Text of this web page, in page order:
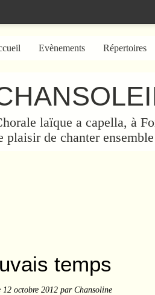
laïque a capella, à
plaisir de chanter
Evènements Répertoires
temps
12 octobre 2012 par Chansoline